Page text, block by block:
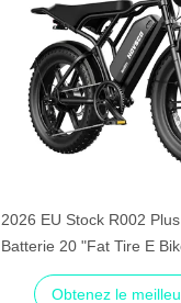
2026 EU Stock R002
Batterie 20 "Fat Tire E
terrain 750W 1200W
puissance Vélo de
Obtenez le